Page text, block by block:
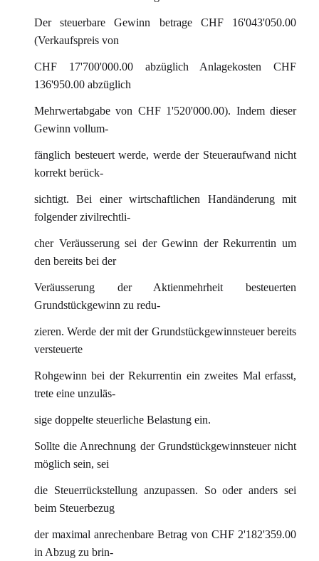
Der steuerbare Gewinn betrage CHF 16'043'050.00
(Verkaufspreis von
CHF 17'700'000.00 abzüglich Anlagekosten CHF
136'950.00 abzüglich
Mehrwertabgabe von CHF 1'520'000.00). Indem dieser
Gewinn vollum-
fänglich besteuert werde, werde der Steueraufwand nicht
korrekt berück-
sichtigt. Bei einer wirtschaftlichen Handänderung mit
folgender zivilrechtli-
cher Veräusserung sei der Gewinn der Rekurrentin um
den bereits bei der
Veräusserung der Aktienmehrheit besteuerten
Grundstückgewinn zu redu-
zieren. Werde der mit der Grundstückgewinnsteuer bereits
versteuerte
Rohgewinn bei der Rekurrentin ein zweites Mal erfasst,
trete eine unzuläs-
sige doppelte steuerliche Belastung ein.
Sollte die Anrechnung der Grundstückgewinnsteuer nicht
möglich sein, sei
die Steuerrückstellung anzupassen. So oder anders sei
beim Steuerbezug
der maximal anrechenbare Betrag von CHF 2'182'359.00
in Abzug zu brin-